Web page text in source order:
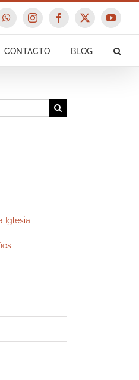
WhatsAppInstagramFacebook
X
CONTACTO BLOG
Iglesia